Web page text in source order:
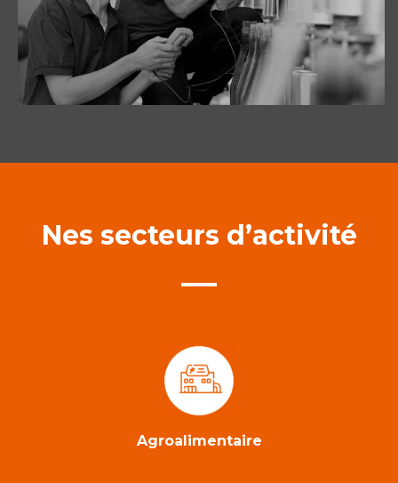
Nes secteurs d’activité
Agroalimentaire